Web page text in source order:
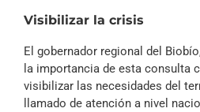
Visibilizar la crisis
El gobernador regional del
la importancia de esta consulta
visibilizar las necesidades del
llamado de atención a nivel